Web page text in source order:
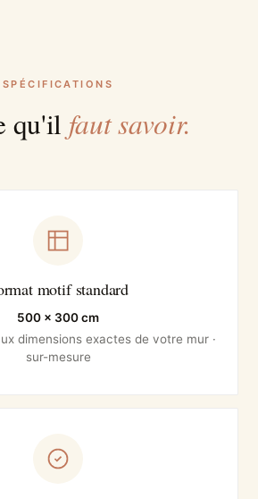
SPÉCIFICATIONS
qu'il faut savoir.
motif standard
500 × 300 cm
dimensions exactes de votre mur ·
sur-mesure